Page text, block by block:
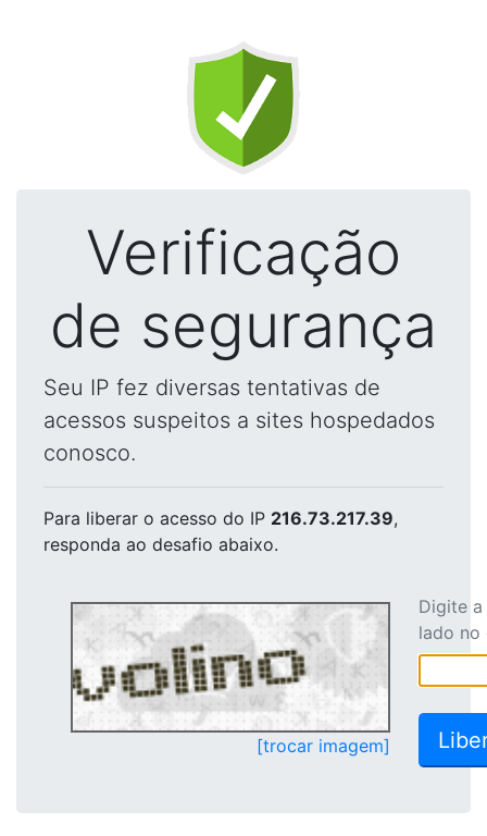
Verificação
de segurança
Seu IP fez diversas tentativas de
acessos suspeitos a sites hospedados
conosco.
Para liberar o acesso do IP 216.73.217.39,
responda ao desafio abaixo.
[trocar imagem]
Digite
lado no